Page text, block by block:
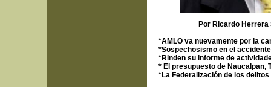
Por Ricardo
*AMLO va nuevamente por la
*Sospechosismo en el
*Rinden su informe de
* El presupuesto de Naucalpan,
*La Federalización de los